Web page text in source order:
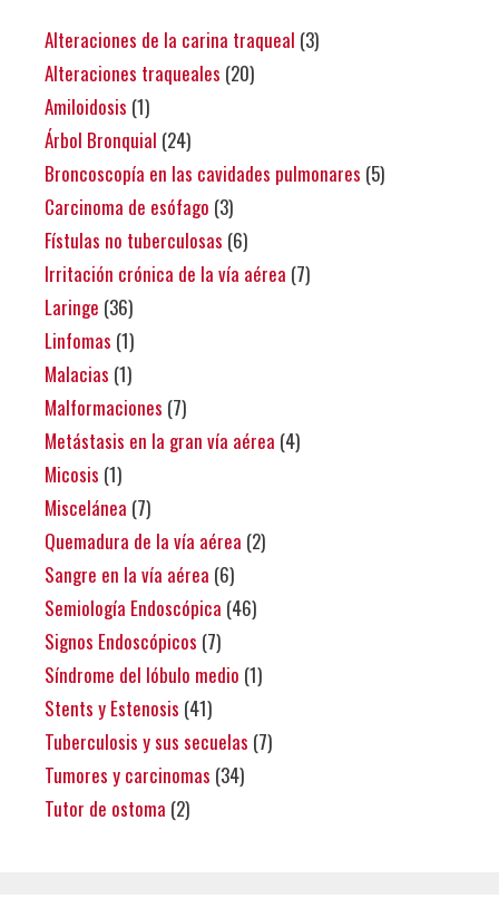
Alteraciones de la carina traqueal (3)
Alteraciones traqueales (20)
Amiloidosis (1)
Árbol Bronquial (24)
Broncoscopía en las cavidades pulmonares (5)
Carcinoma de esófago (3)
Fístulas no tuberculosas (6)
Irritación crónica de la vía aérea (7)
Laringe (36)
Linfomas (1)
Malacias (1)
Malformaciones (7)
Metástasis en la gran vía aérea (4)
Micosis (1)
Miscelánea (7)
Quemadura de la vía aérea (2)
Sangre en la vía aérea (6)
Semiología Endoscópica (46)
Signos Endoscópicos (7)
Síndrome del lóbulo medio (1)
Stents y Estenosis (41)
Tuberculosis y sus secuelas (7)
Tumores y carcinomas (34)
Tutor de ostoma (2)